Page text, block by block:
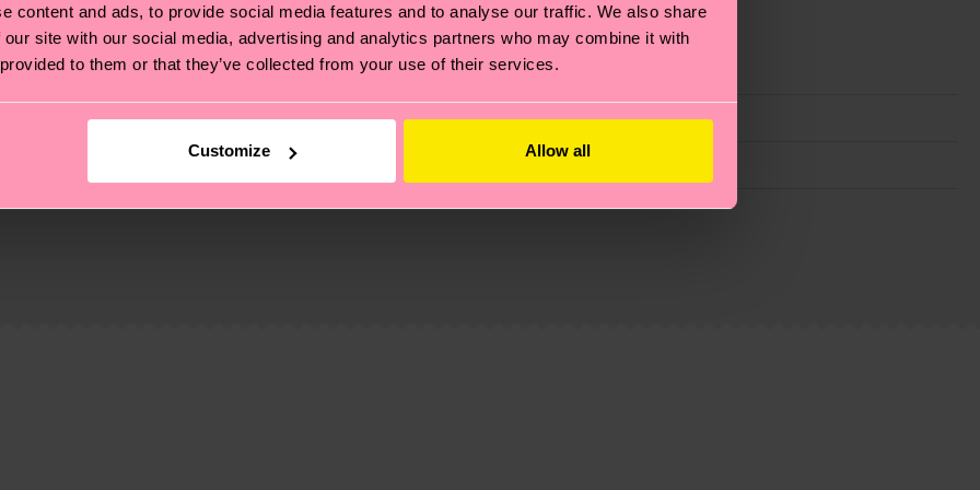
content and ads, to provide social media features and to analyse our traffic. We also share
site with our social media, advertising and analytics partners who may combine it with
to them or that they’ve collected from your use of their services.
Customize Allow all
si ferma alla qualità o alle certificazioni, ma include filiere etiche, meno emissioni, amore per i calzini… e